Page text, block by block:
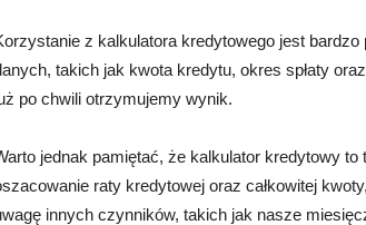
z kalkulatora kredytowego jest
takich jak kwota kredytu, okres spłaty
po chwili otrzymujemy wynik.
jednak pamiętać, że kalkulator kredytowy
raty kredytowej oraz całkowitej
innych czynników, takich jak nasze